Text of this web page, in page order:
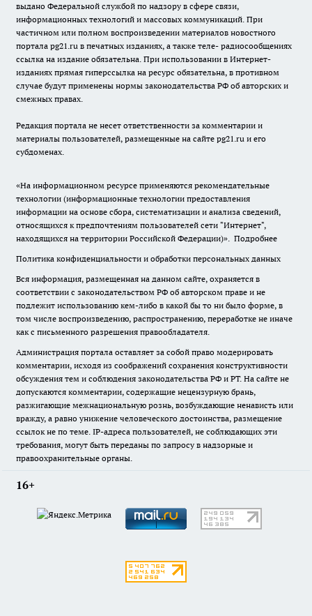
выдано Федеральной службой по надзору в сфере связи,
информационных технологий и массовых коммуникаций. При
частичном или полном воспроизведении материалов новостного
портала pg21.ru в печатных изданиях, а также теле- радиосообщениях
ссылка на издание обязательна. При использовании в Интернет-
изданиях прямая гиперссылка на ресурс обязательна, в противном
случае будут применены нормы законодательства РФ об авторских и
смежных правах.
Редакция портала не несет ответственности за комментарии и
материалы пользователей, размещенные на сайте pg21.ru и его
субдоменах.
«На информационном ресурсе применяются рекомендательные
технологии (информационные технологии предоставления
информации на основе сбора, систематизации и анализа сведений,
относящихся к предпочтениям пользователей сети "Интернет",
находящихся на территории Российской Федерации)». Подробнее
Политика конфиденциальности и обработки персональных данных
Вся информация, размещенная на данном сайте, охраняется в
соответствии с законодательством РФ об авторском праве и не
подлежит использованию кем-либо в какой бы то ни было форме, в
том числе воспроизведению, распространению, переработке не иначе
как с письменного разрешения правообладателя.
Администрация портала оставляет за собой право модерировать
комментарии, исходя из соображений сохранения конструктивности
обсуждения тем и соблюдения законодательства РФ и РТ. На сайте не
допускаются комментарии, содержащие нецензурную брань,
разжигающие межнациональную рознь, возбуждающие ненависть или
вражду, а равно унижение человеческого достоинства, размещение
ссылок не по теме. IP-адреса пользователей, не соблюдающих эти
требования, могут быть переданы по запросу в надзорные и
правоохранительные органы.
16+